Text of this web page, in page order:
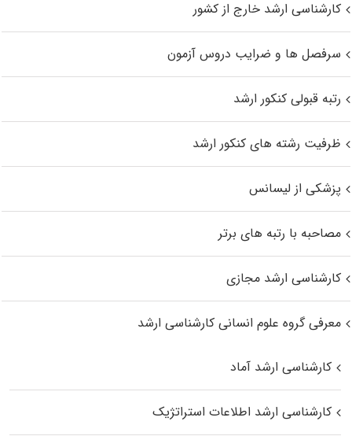
کارشناسی ارشد خارج از کشور
سرفصل ها و ضرایب دروس آزمون
رتبه قبولی کنکور ارشد
ظرفیت رشته های کنکور ارشد
پزشکی از لیسانس
مصاحبه با رتبه های برتر
کارشناسی ارشد مجازی
معرفی گروه علوم انسانی کارشناسی ارشد
کارشناسی ارشد آماد
کارشناسی ارشد اطلاعات استراتژیک